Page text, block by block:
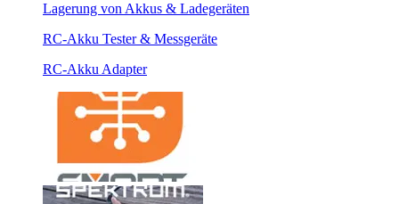
Lagerung von Akkus & Ladegeräten
RC-Akku Tester & Messgeräte
RC-Akku Adapter